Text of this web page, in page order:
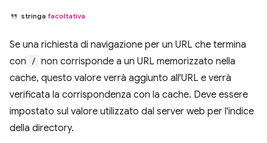
stringa facoltativa
Se una richiesta di navigazione per un URL che termina
con / non corrisponde a un URL memorizzato nella
cache, questo valore verrà aggiunto all'URL e verrà
verificata la corrispondenza con la cache. Deve essere
impostato sul valore utilizzato dal server web per l'indice
della directory.